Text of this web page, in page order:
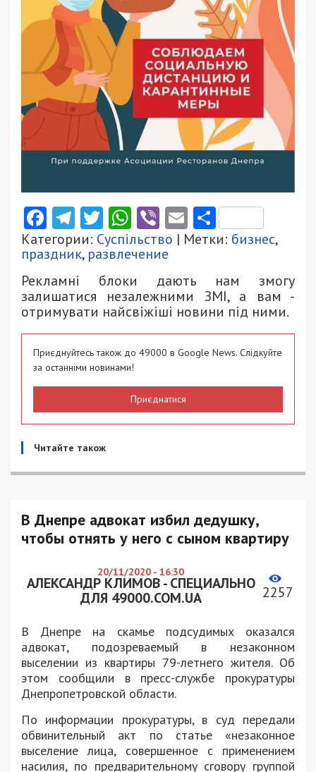
Facebook
Telegram
Twitter
WhatsApp
ViberEmail
Категории: Суспільство | Метки: бизнес,
праздник, развлечение
Рекламні блоки дають нам змогу
залишатися незалежними ЗМІ, а вам -
отримувати найсвіжіші новини під ними.
Приєднуйтесь також до 49000 в Google News. Слідкуйте
за останніми новинами!
Приєднатися
Читайте також
В Днепре адвокат избил дедушку,
чтобы отнять у него с сыном квартиру
20/11/2020 - 16:30
АЛЕКСАНДР КЛИМОВ - СПЕЦИАЛЬНО
ДЛЯ 49000.COM.UA
2257
В Днепре на скамье подсудимых оказался
адвокат, подозреваемый в незаконном
выселении из квартиры 79-летнего жителя. Об
этом сообщили в пресс-службе прокуратуры
Днепропетровской области.
По информации прокуратуры, в суд передали
обвинительный акт по статье «незаконное
выселение лица, совершенное с применением
насилия, по предварительному сговору группой